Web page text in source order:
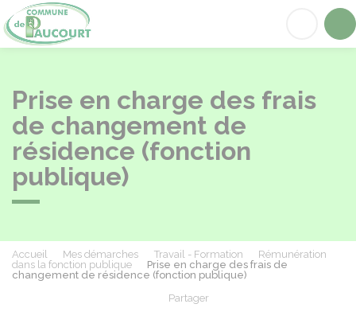
Prise en charge des frais
de changement de
résidence (fonction
publique)
Accueil Mes démarches Travail - Formation
Rémunération
dans la fonction publique
Prise en charge des frais de
changement de résidence (fonction publique)
Partager